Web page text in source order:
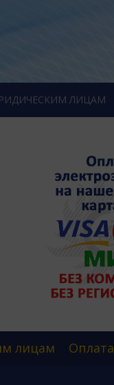
ЛИЦАМ
лицам Оплата